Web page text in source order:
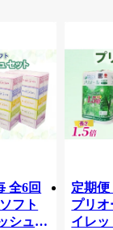
全6回
フト
シュ
定期便
プリ
イレッ